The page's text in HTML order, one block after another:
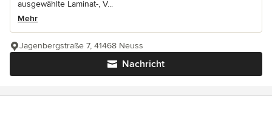
ausgewählte Laminat-, V...
Mehr
Nachricht
Jagenbergstraße 7, 41468 Neuss